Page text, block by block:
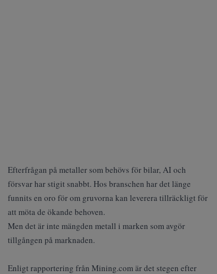
Efterfrågan på metaller som behövs för bilar, AI och
försvar har stigit snabbt. Hos branschen har det länge
funnits en oro för om gruvorna kan leverera tillräckligt för
att möta de ökande behoven.
Men det är inte mängden metall i marken som avgör
tillgången på marknaden.
Enligt rapportering från Mining.com är det stegen efter